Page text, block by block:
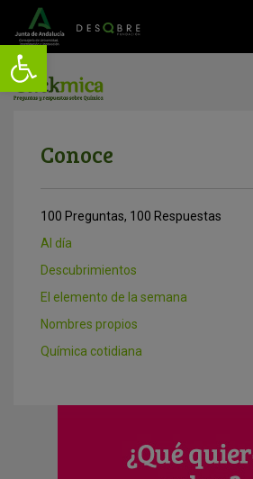
Conoce
100 Preguntas, 100 Respuestas
Al día
Descubrimientos
El elemento de la semana
Nombres propios
Química cotidiana